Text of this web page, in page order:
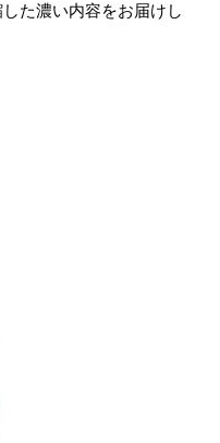
た濃い内容をお届けし